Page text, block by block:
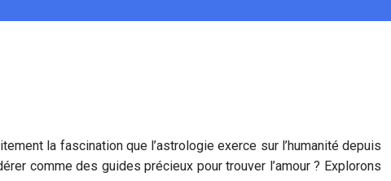
la fascination que l’astrologie exerce sur l’humanité depuis
comme des guides précieux pour trouver l’amour ? Explorons